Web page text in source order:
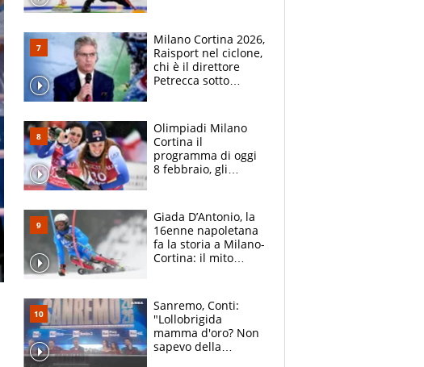
Brignone
Milano Cortina 2026,
Raisport nel ciclone,
chi è il direttore
Petrecca sotto
l'attacco dell'Usigrai
Olimpiadi Milano
Cortina il
programma di oggi
8 febbraio, gli
Giada D’Antonio, la
16enne napoletana
fa la storia a Milano-
Cortina: il mito
Sanremo, Conti:
"Lollobrigida
mamma d'oro? Non
sapevo della